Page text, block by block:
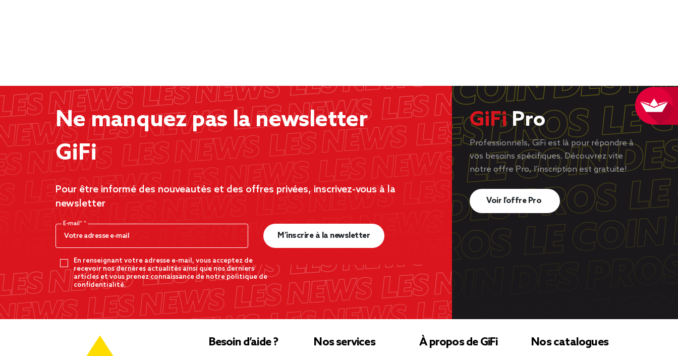
Ne manquez pas la newsletter
GiFi
Pour être informé des nouveautés et des offres privées, inscrivez-vous à la
newsletter
E-mail*
En renseignant votre adresse e-mail, vous acceptez de
recevoir nos dernères actualités ainsi que nos derniers
articles et vous prenez connaissance de notre politique de
confidentialité.
M’inscrire à la newsletter
GiFiPro
Professionnels, GiFi est là pour répondre à
vos besoins spécifiques. Découvrez vite
notre offre Pro, l’inscription est gratuite!
Voir l’offre Pro
Besoin d’aide ? Nos services À propos de GiFi Nos catalogues